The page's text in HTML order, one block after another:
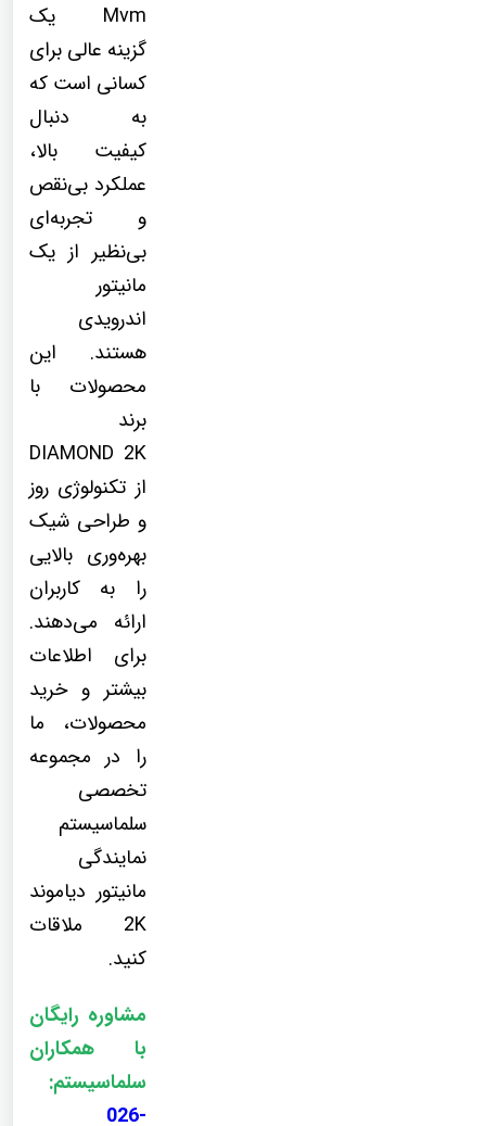
Mvm یک
گزینه عالی برای
کسانی است که
به دنبال
کیفیت بالا،
عملکرد بی‌نقص
و تجربه‌ای
بی‌نظیر از یک
مانیتور
اندرویدی
هستند. این
محصولات با
برند
DIAMOND 2K
از تکنولوژی روز
و طراحی شیک
بهره‌وری بالایی
را به کاربران
ارائه می‌دهند.
برای اطلاعات
بیشتر و خرید
محصولات، ما
را در مجموعه
تخصصی
سلماسیستم
نمایندگی
مانیتور دیاموند
2K ملاقات
کنید.
مشاوره رایگان
با همکاران
سلماسیستم:
026-